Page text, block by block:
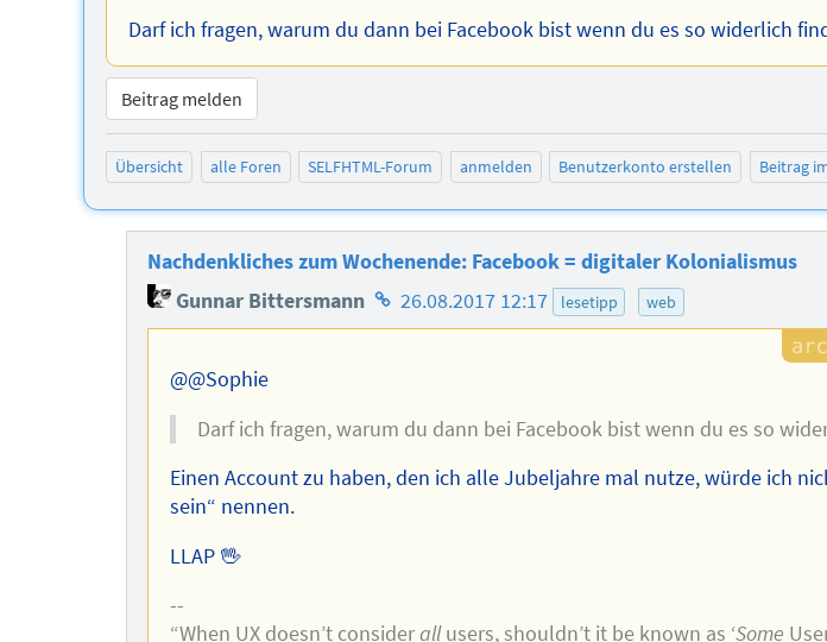
Darf ich fragen, warum du dann bei Facebook bist wenn du es so widerlich
Beitrag melden
Übersicht alle Foren SELFHTML-Forum anmelden Benutzerkonto erstellen Beitrag
Nachdenkliches zum Wochenende: Facebook = digitaler Kolonialismus
Gunnar Bittersmann Homepage
des
26.08.2017 12:17 lesetipp web
@@Sophie
Darf ich fragen, warum du dann bei Facebook bist wenn du es so
Einen Account zu haben, den ich alle Jubeljahre mal nutze, würde ich
sein“ nennen.
LLAP 🖖
--
“When UX doesn’t considerallusers, shouldn’t it be known as ‘Some